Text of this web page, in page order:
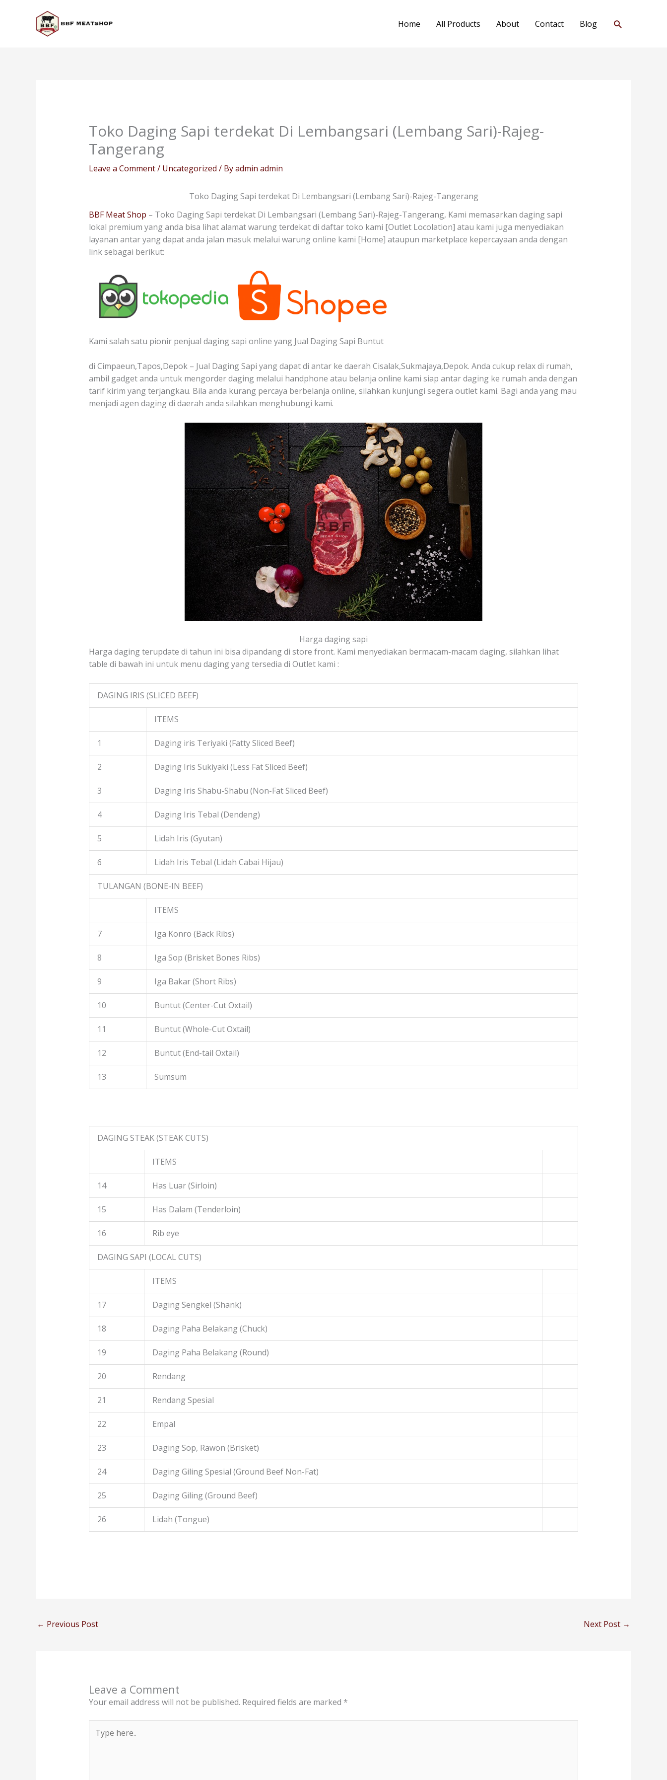
Home All Products About Contact Blog Search
Toko Daging Sapi terdekat Di Lembangsari (Lembang Sari)-Rajeg-
Tangerang
Leave a Comment/ Uncategorized / Byadmin admin
Toko Daging Sapi terdekat Di Lembangsari (Lembang Sari)-Rajeg-Tangerang
BBF Meat Shop – Toko Daging Sapi terdekat Di Lembangsari (Lembang Sari)-Rajeg-Tangerang, Kami memasarkan daging sapi
lokal premium yang anda bisa lihat alamat warung terdekat di daftar toko kami [Outlet Locolation] atau kami juga menyediakan
layanan antar yang dapat anda jalan masuk melalui warung online kami [Home] ataupun marketplace kepercayaan anda dengan
link sebagai berikut:
Kami salah satu pionir penjual daging sapi online yang Jual Daging Sapi Buntut
di Cimpaeun,Tapos,Depok – Jual Daging Sapi yang dapat di antar ke daerah Cisalak,Sukmajaya,Depok. Anda cukup relax di rumah,
ambil gadget anda untuk mengorder daging melalui handphone atau belanja online kami siap antar daging ke rumah anda dengan
tarif kirim yang terjangkau. Bila anda kurang percaya berbelanja online, silahkan kunjungi segera outlet kami. Bagi anda yang mau
menjadi agen daging di daerah anda silahkan menghubungi kami.
Harga daging sapi
Harga daging terupdate di tahun ini bisa dipandang di store front. Kami menyediakan bermacam-macam daging, silahkan lihat
table di bawah ini untuk menu daging yang tersedia di Outlet kami :
DAGING IRIS (SLICED BEEF)
ITEMS
1 Daging iris Teriyaki (Fatty Sliced Beef)
2 Daging Iris Sukiyaki (Less Fat Sliced Beef)
3 Daging Iris Shabu-Shabu (Non-Fat Sliced Beef)
4 Daging Iris Tebal (Dendeng)
5 Lidah Iris (Gyutan)
6 Lidah Iris Tebal (Lidah Cabai Hijau)
TULANGAN (BONE-IN BEEF)
ITEMS
7 Iga Konro (Back Ribs)
8 Iga Sop (Brisket Bones Ribs)
9 Iga Bakar (Short Ribs)
10 Buntut (Center-Cut Oxtail)
11 Buntut (Whole-Cut Oxtail)
12 Buntut (End-tail Oxtail)
13 Sumsum
DAGING STEAK (STEAK CUTS)
ITEMS
14 Has Luar (Sirloin)
15 Has Dalam (Tenderloin)
16 Rib eye
DAGING SAPI (LOCAL CUTS)
ITEMS
17 Daging Sengkel (Shank)
18 Daging Paha Belakang (Chuck)
19 Daging Paha Belakang (Round)
20 Rendang
21 Rendang Spesial
22 Empal
23 Daging Sop, Rawon (Brisket)
24 Daging Giling Spesial (Ground Beef Non-Fat)
25 Daging Giling (Ground Beef)
26 Lidah (Tongue)
← Previous Post Next Post →
Leave a Comment
Your email address will not be published. Required fields are marked *
here..